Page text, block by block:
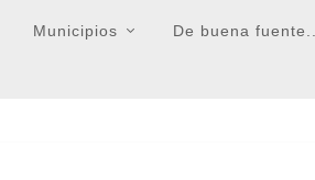
Municipios De buena fuente...